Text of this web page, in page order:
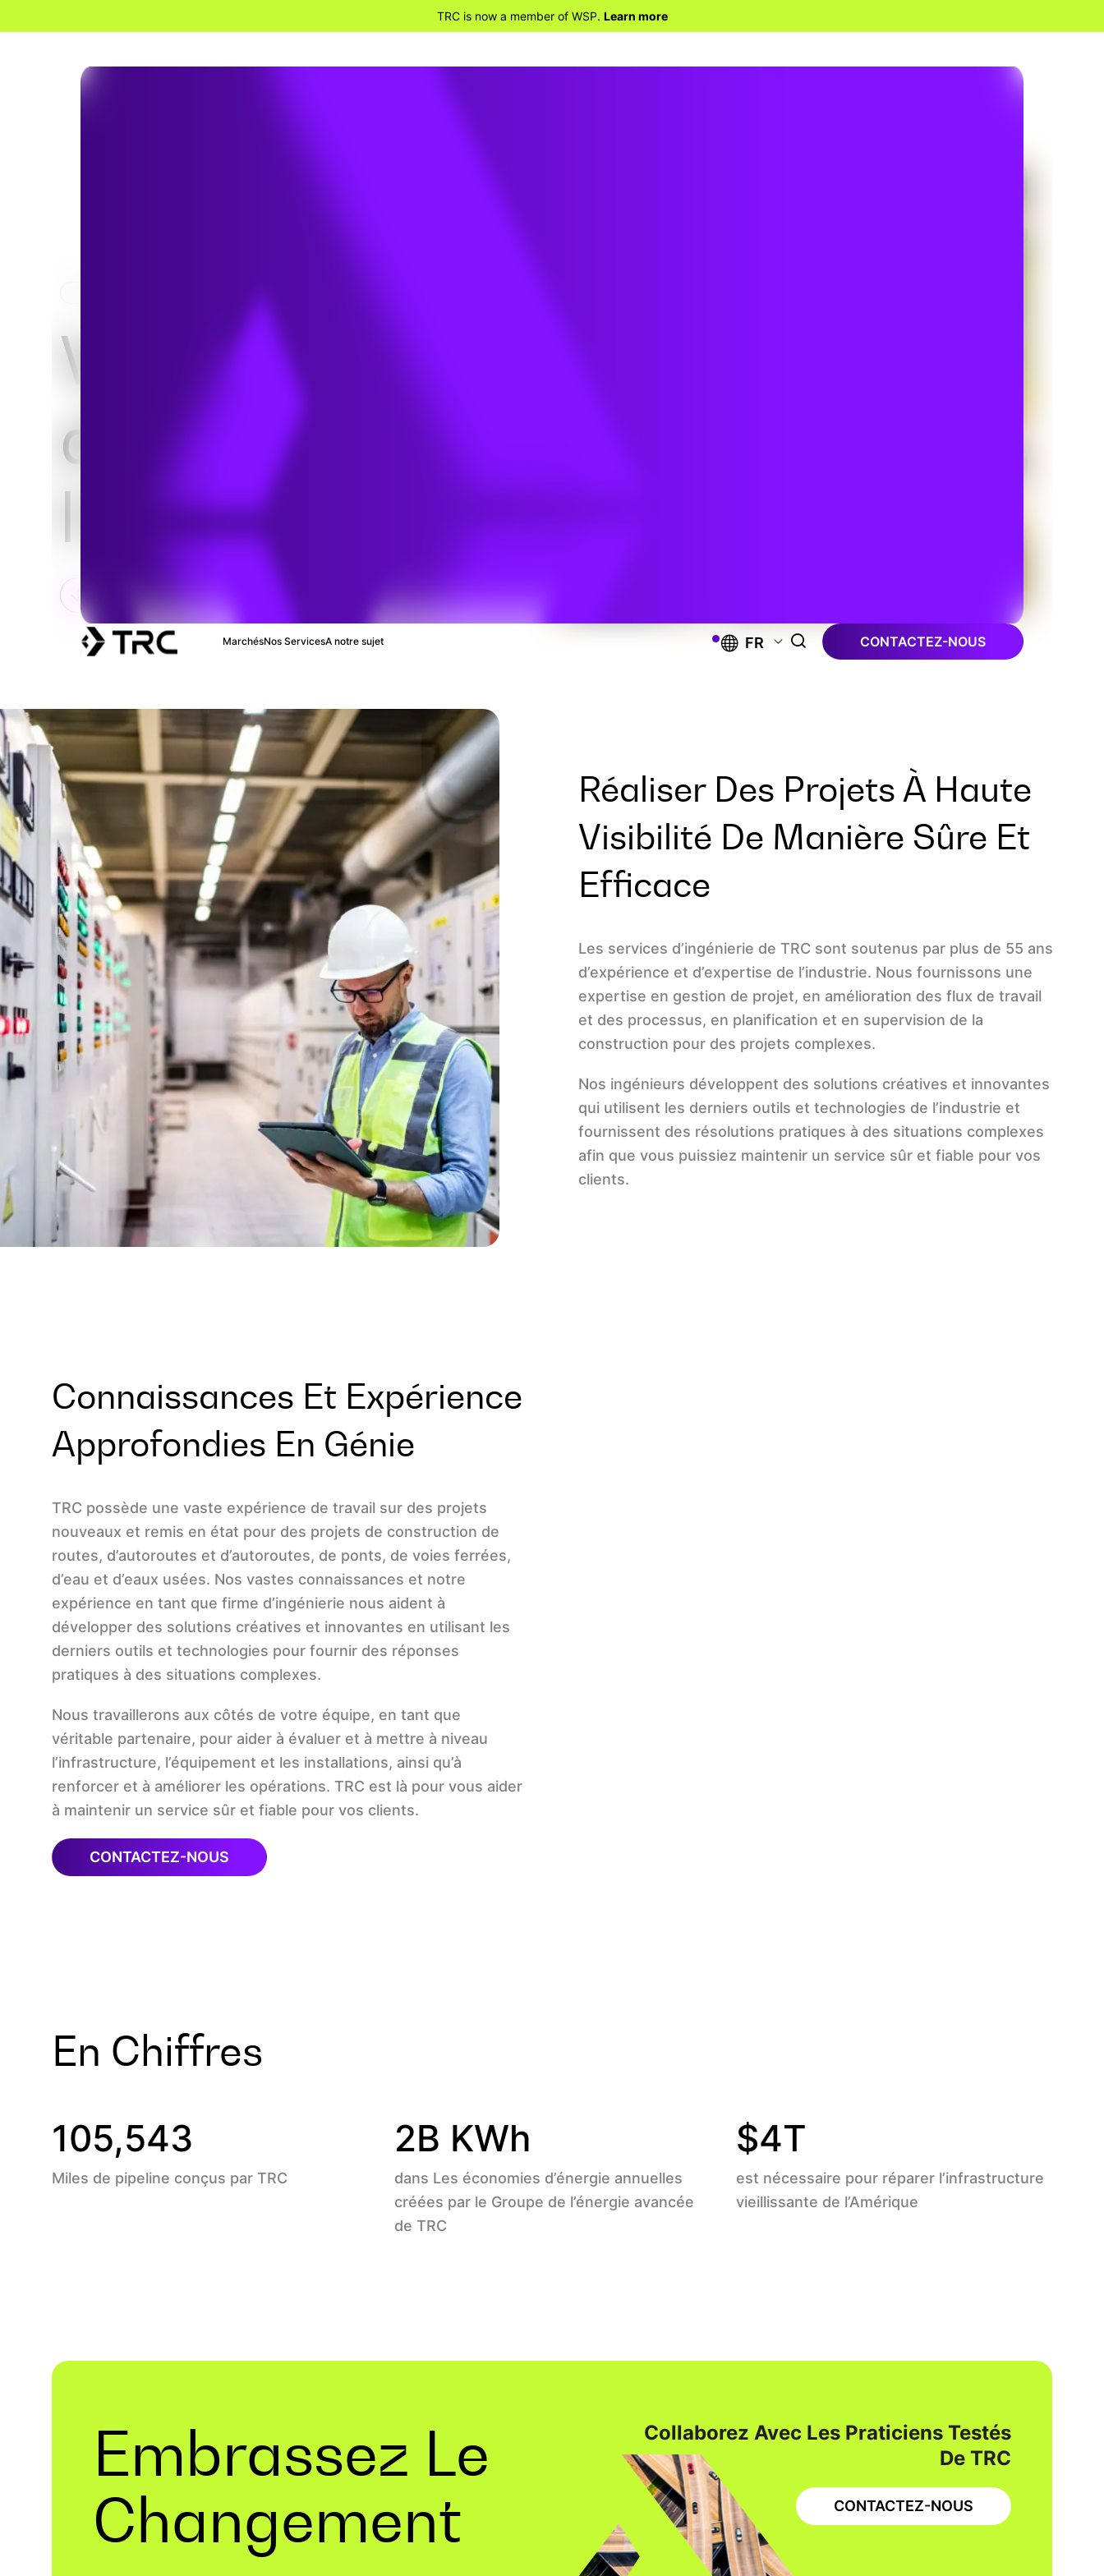
TRC is now a member of WSP. Learn more
MarchésNos ServicesA notre sujet FR CONTACTEZ-NOUS
Vue
d’ensemble de
l’ingénierie
Réaliser Des Projets À Haute
Visibilité De Manière Sûre Et
Efficace
Les services d’ingénierie de TRC sont soutenus par plus de 55 ans
d’expérience et d’expertise de l’industrie. Nous fournissons une
expertise en gestion de projet, en amélioration des flux de travail
et des processus, en planification et en supervision de la
construction pour des projets complexes.
Nos ingénieurs développent des solutions créatives et innovantes
qui utilisent les derniers outils et technologies de l’industrie et
fournissent des résolutions pratiques à des situations complexes
afin que vous puissiez maintenir un service sûr et fiable pour vos
clients.
Connaissances Et Expérience
Approfondies En Génie
TRC possède une vaste expérience de travail sur des projets
nouveaux et remis en état pour des projets de construction de
routes, d’autoroutes et d’autoroutes, de ponts, de voies ferrées,
d’eau et d’eaux usées. Nos vastes connaissances et notre
expérience en tant que firme d’ingénierie nous aident à
développer des solutions créatives et innovantes en utilisant les
derniers outils et technologies pour fournir des réponses
pratiques à des situations complexes.
Nous travaillerons aux côtés de votre équipe, en tant que
véritable partenaire, pour aider à évaluer et à mettre à niveau
l’infrastructure, l’équipement et les installations, ainsi qu’à
renforcer et à améliorer les opérations. TRC est là pour vous aider
à maintenir un service sûr et fiable pour vos clients.
CONTACTEZ-NOUS
En Chiffres
130,000
Miles de pipeline conçus par TRC
3B KWh
dans Les économies d’énergie annuelles
créées par le Groupe de l’énergie avancée
de TRC
$5T
est nécessaire pour réparer l’infrastructure
vieillissante de l’Amérique
Embrassez Le
Changement
Collaborez Avec Les Praticiens Testés
De TRC
CONTACTEZ-NOUS